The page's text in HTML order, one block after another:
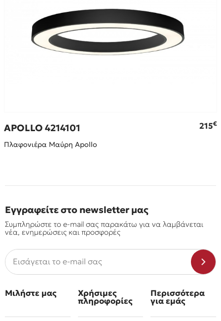
APOLLO 4214101 215€
Πλαφονιέρα Μαύρη Apollo
Εγγραφείτε στο newsletter μας
Συμπληρώστε το e-mail σας παρακάτω για να λαμβάνεται
νέα, ενημερώσεις και προσφορές
Μιλήστε μας Χρήσιμες
πληροφορίες
Περισσότερα
για εμάς